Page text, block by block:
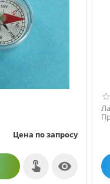
Цена по запросу
